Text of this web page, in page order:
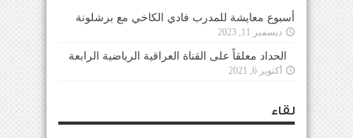
أسبوع معايشة للمدرب فادي الكاخي مع برشلونة
ديسمبر 11, 2023
الحداد معلقاً على القناة العراقية الرياضية الرابعة
أكتوبر 6, 2021
لقاء